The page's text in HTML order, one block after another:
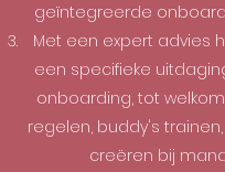
geïntegreerde
Met een expert advies
een specifieke
onboarding, tot
regelen, buddy's
creëren bij